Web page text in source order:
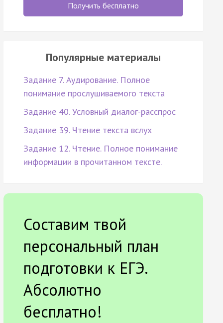
Получить бесплатно
Популярные материалы
Задание 7. Аудирование. Полное
понимание прослушиваемого текста
Задание 40. Условный диалог-расспрос
Задание 39. Чтение текста вслух
Задание 12. Чтение. Полное понимание
информации в прочитанном тексте.
Составим твой
персональный план
подготовки к ЕГЭ.
Абсолютно
бесплатно!